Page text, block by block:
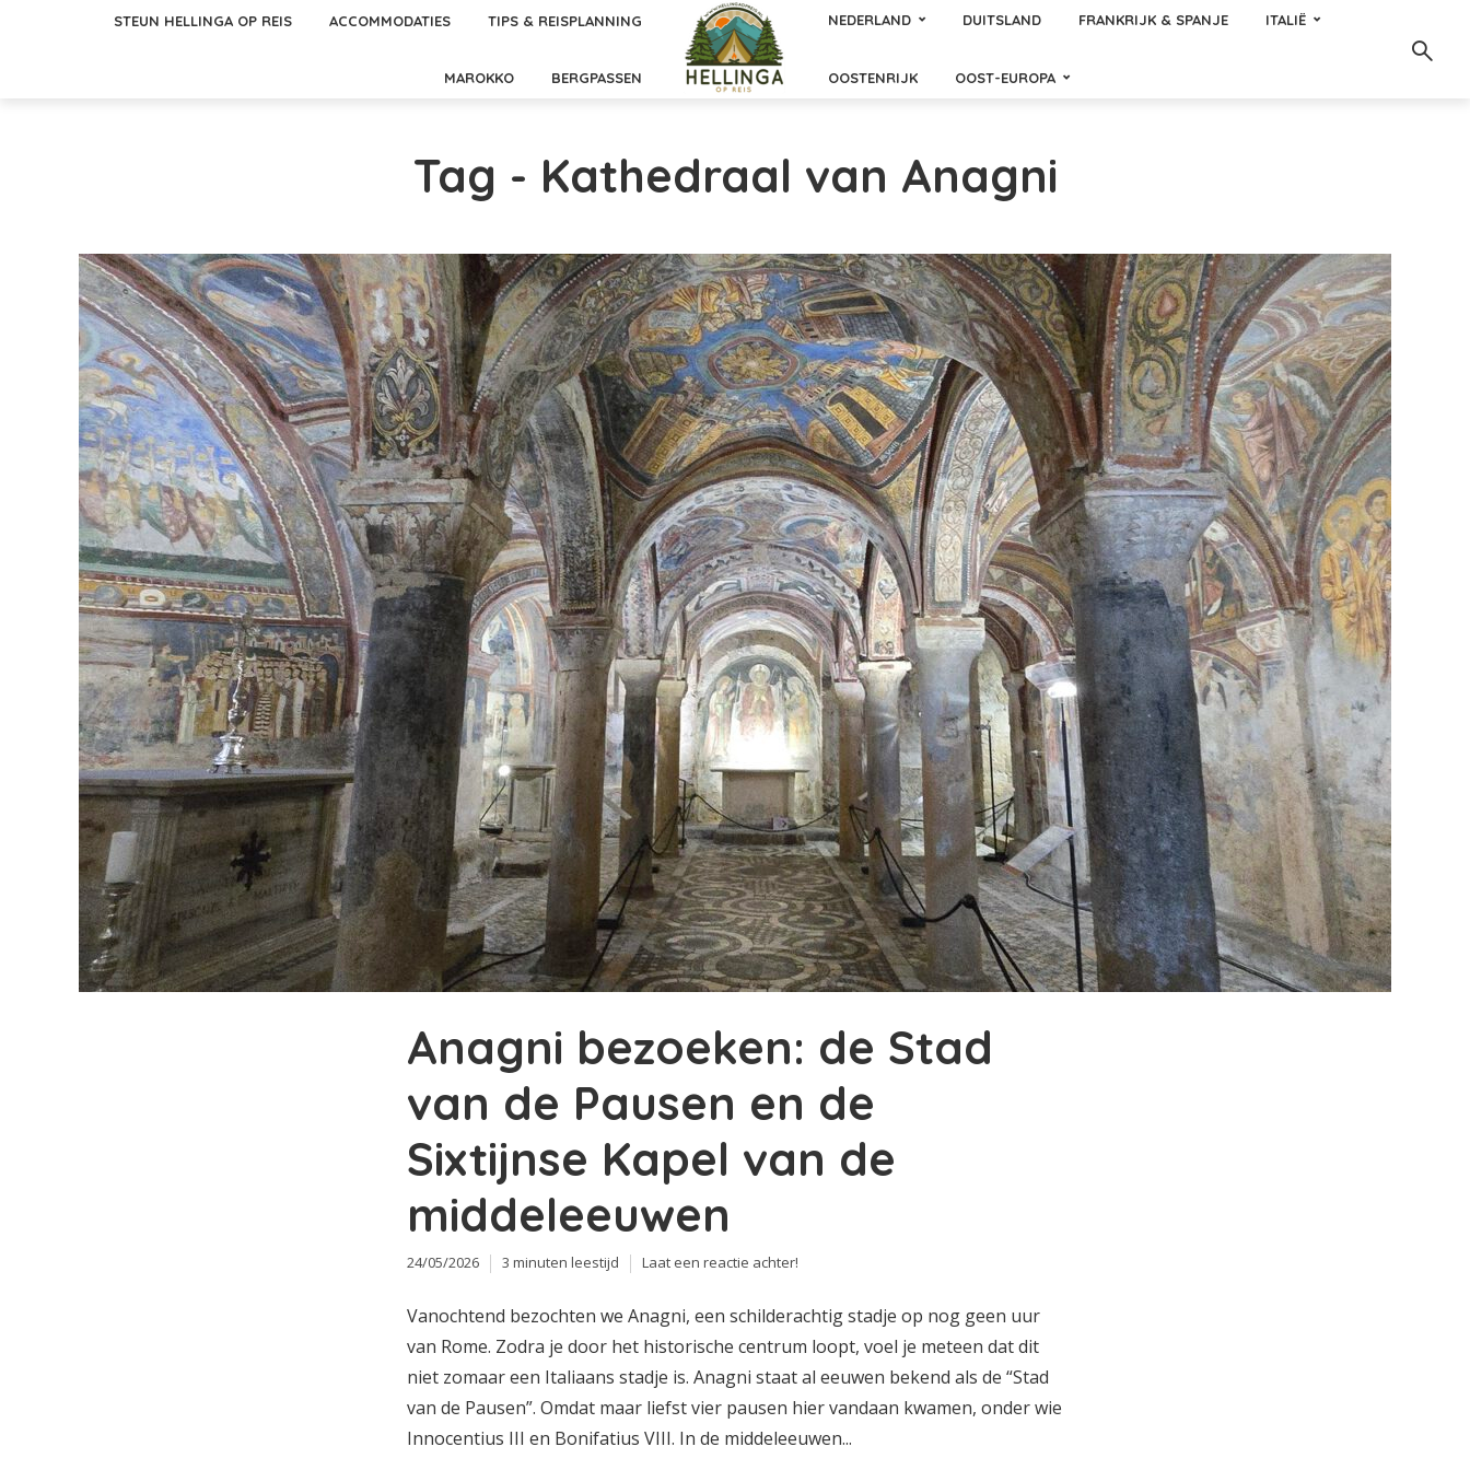
STEUN HELLINGA OP REIS ACCOMMODATIES TIPS & REISPLANNING
MAROKKO BERGPASSEN
NEDERLAND DUITSLAND FRANKRIJK & SPANJE ITALIË
OOSTENRIJK OOST-EUROPA
Tag - Kathedraal van Anagni
Anagni bezoeken: de Stad
van de Pausen en de
Sixtijnse Kapel van de
middeleeuwen
24/05/2026 3 minuten leestijd Laat een reactie achter!
Vanochtend bezochten we Anagni, een schilderachtig stadje op nog geen uur
van Rome. Zodra je door het historische centrum loopt, voel je meteen dat dit
niet zomaar een Italiaans stadje is. Anagni staat al eeuwen bekend als de “Stad
van de Pausen”. Omdat maar liefst vier pausen hier vandaan kwamen, onder wie
Innocentius III en Bonifatius VIII. In de middeleeuwen...